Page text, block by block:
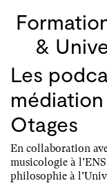
&
Les
Otages
En collaboration
musicologie à
philosophie à